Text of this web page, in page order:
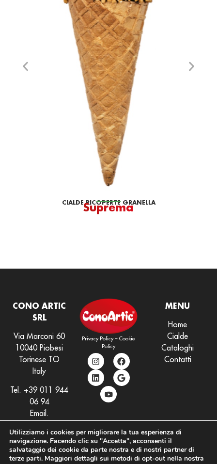
CIALDE RICOPERTE GRANELLA
Suprema
CONO ARTIC
SRL
Via Marconi 60
10040 Piobesi
Torinese TO
Italy
Tel. +39 011 944
06 94
Email.
Privacy Policy– Cookie
Policy
MENU
Home
Cialde
Cataloghi
Contatti
Utilizziamo i cookies per migliorare la tua esperienza di
navigazione. Facendo clic su "Accetta", acconsenti il
salvataggio dei cookie da parte nostra e di nostri partner di
terze parti. Maggiori dettagli sui metodi di opt-out nella nostra